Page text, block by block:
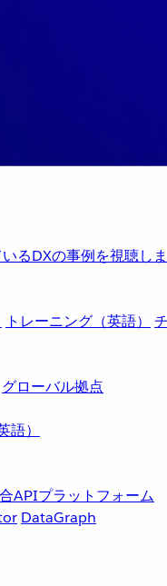
るDXの事例を視聴し
トレーニング（英語）
グローバル拠点
）
APIプラットフォーム
DataGraph